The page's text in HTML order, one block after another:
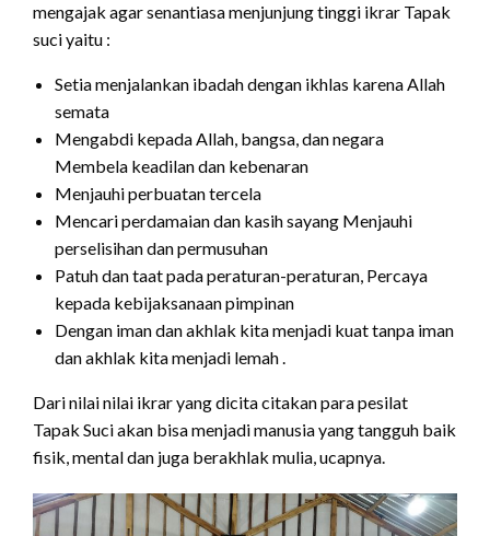
mengajak agar senantiasa menjunjung tinggi ikrar Tapak
suci yaitu :
Setia menjalankan ibadah dengan ikhlas karena Allah
semata
Mengabdi kepada Allah, bangsa, dan negara
Membela keadilan dan kebenaran
Menjauhi perbuatan tercela
Mencari perdamaian dan kasih sayang Menjauhi
perselisihan dan permusuhan
Patuh dan taat pada peraturan-peraturan, Percaya
kepada kebijaksanaan pimpinan
Dengan iman dan akhlak kita menjadi kuat tanpa iman
dan akhlak kita menjadi lemah .
Dari nilai nilai ikrar yang dicita citakan para pesilat
Tapak Suci akan bisa menjadi manusia yang tangguh baik
fisik, mental dan juga berakhlak mulia, ucapnya.